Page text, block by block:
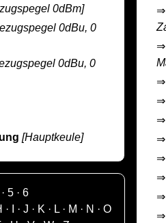
0dBm]
0dBu, 0
0dBu, 0
[Hauptkeule]
5· 6
· ·J · K · L · M · N ·O
⇒
⇒
⇒
⇒
⇒
⇒
⇒
⇒
⇒
⇒